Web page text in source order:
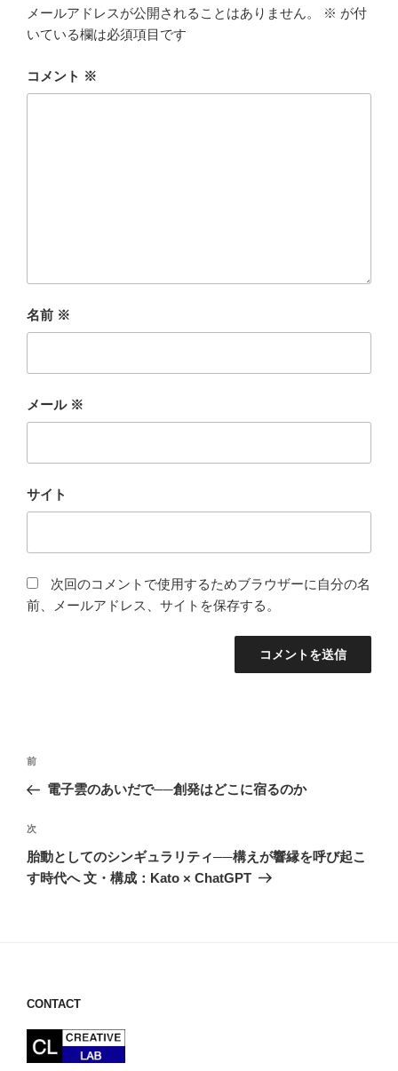
メールアドレスが公開されることはありません。 ※ が付
いている欄は必須項目です
コメント ※
名前 ※
メール ※
サイト
次回のコメントで使用するためブラウザーに自分の名
前、メールアドレス、サイトを保存する。
投
ナ
ビ
ゲ
ー
前
の
稿
前
電子雲のあいだで──創発はどこに宿るのか
次
の
投
次
胎動としてのシンギュラリティ──構えが響縁を呼び起こ
す時代へ 文・構成：Kato × ChatGPT
CONTACT